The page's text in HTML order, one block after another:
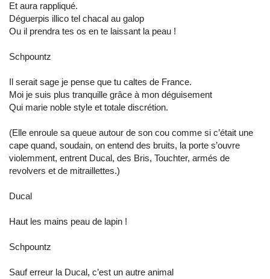
Et aura rappliqué.
Déguerpis illico tel chacal au galop
Ou il prendra tes os en te laissant la peau !
Schpountz
Il serait sage je pense que tu caltes de France.
Moi je suis plus tranquille grâce à mon déguisement
Qui marie noble style et totale discrétion.
(Elle enroule sa queue autour de son cou comme si c’était une
cape quand, soudain, on entend des bruits, la porte s’ouvre
violemment, entrent Ducal, des Bris, Touchter, armés de
revolvers et de mitraillettes.)
Ducal
Haut les mains peau de lapin !
Schpountz
Sauf erreur la Ducal, c’est un autre animal